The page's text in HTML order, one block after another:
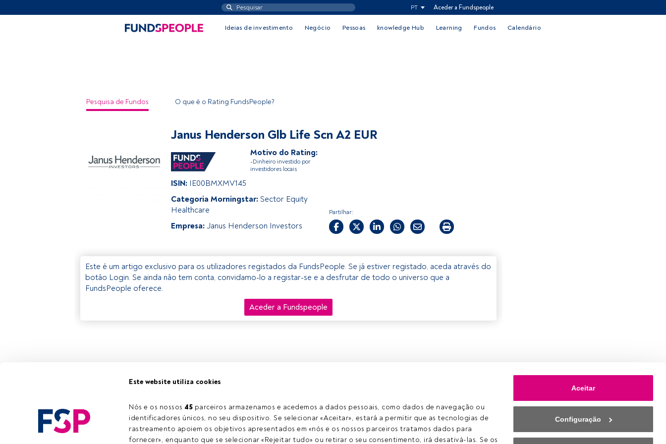
Este website utiliza cookies
Nós e os nossos 45 parceiros armazenamos e acedemos a dados pessoais, como dados de navegação ou
identificadores únicos, no seu dispositivo. Se selecionar «Aceitar», estará a permitir que as tecnologias de
rastreamento apoiem os objetivos apresentados em «nós e os nossos parceiros tratamos dados para
fornecer», enquanto que se selecionar «Rejeitar tudo» ou retirar o seu consentimento, irá desativá-las. Se os
Aceitar
Configuração
PT Aceder a Fundspeople
Ideias de investimento Negócio Pessoas knowledge Hub Learning Fundos Calendário
Pesquisa de Fundos O que é o Rating FundsPeople?
Janus Henderson Glb Life Scn A2 EUR
Motivo do Rating:
-Dinheiro investido por
investidores locais
ISIN: IE00BMXMV145
Categoria Morningstar: Sector Equity
Healthcare
Empresa: Janus Henderson Investors
Partilhar:
Este é um artigo exclusivo para os utilizadores registados da FundsPeople. Se já estiver registado, aceda através do
botão Login. Se ainda não tem conta, convidamo-lo a registar-se e a desfrutar de todo o universo que a
FundsPeople oferece.
Aceder a Fundspeople